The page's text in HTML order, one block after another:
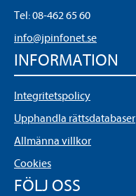
Tel:08-462 65 60
info@jpinfonet.se
INFORMATION
Integritetspolicy
Upphandla rättsdatabaser
Allmänna villkor
Cookies
FÖLJ OSS